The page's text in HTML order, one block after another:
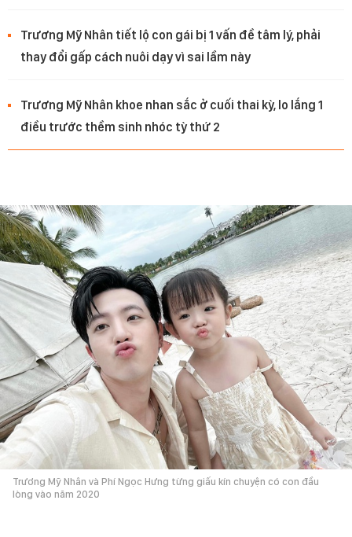
Trương Mỹ Nhân tiết lộ con gái bị 1 vấn đề tâm lý, phải
thay đổi gấp cách nuôi dạy vì sai lầm này
Trương Mỹ Nhân khoe nhan sắc ở cuối thai kỳ, lo lắng 1
điều trước thềm sinh nhóc tỳ thứ 2
Trương Mỹ Nhân và Phí Ngọc Hưng từng giấu kín chuyện có con đầu
lòng vào năm 2020